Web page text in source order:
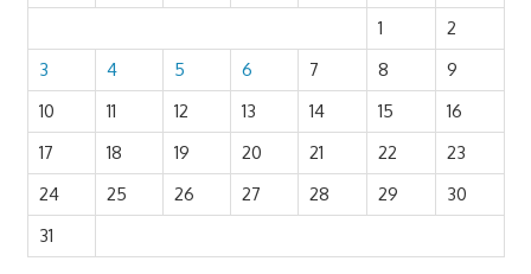
1
2
3
4 5 6 7 8
9
10
11 12 13 14 15
16
17
18 19 20 21 22
23
24
25 26 27 28 29
30
31